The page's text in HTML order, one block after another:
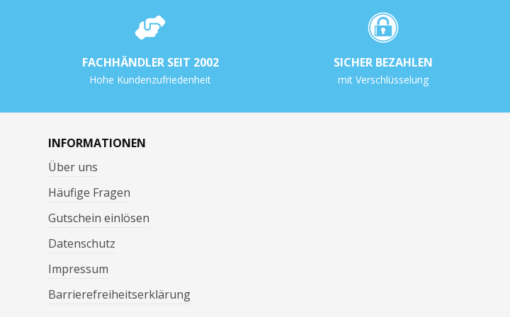
FACHHÄNDLER SEIT 2002
Hohe Kundenzufriedenheit
SICHER BEZAHLEN
mit Verschlüsselung
INFORMATIONEN
Über uns
Häufige Fragen
Gutschein einlösen
Datenschutz
Impressum
Barrierefreiheitserklärung